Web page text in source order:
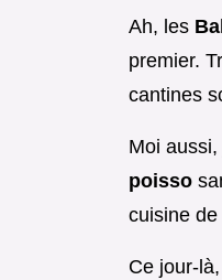
Ah, les
premier.
cantines
Moi
poisso
cuisine
Ce jour-